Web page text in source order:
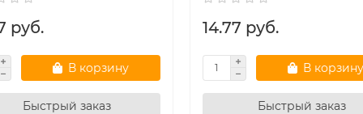
руб.
В корзину
Быстрый заказ
14.77 руб.
В корзину
Быстрый заказ